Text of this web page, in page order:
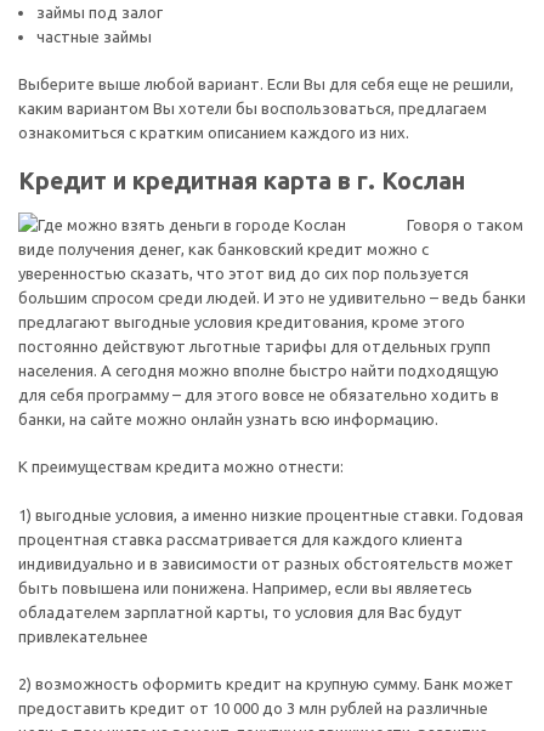
займы под залог
частные займы
Выберите выше любой вариант. Если Вы для себя еще не решили,
каким вариантом Вы хотели бы воспользоваться, предлагаем
ознакомиться с кратким описанием каждого из них.
Кредит и кредитная карта в г. Кослан
Говоря о таком
виде получения денег, как банковский кредит можно с
уверенностью сказать, что этот вид до сих пор пользуется
большим спросом среди людей. И это не удивительно – ведь банки
предлагают выгодные условия кредитования, кроме этого
постоянно действуют льготные тарифы для отдельных групп
населения. А сегодня можно вполне быстро найти подходящую
для себя программу – для этого вовсе не обязательно ходить в
банки, на сайте можно онлайн узнать всю информацию.
К преимуществам кредита можно отнести:
1) выгодные условия, а именно низкие процентные ставки. Годовая
процентная ставка рассматривается для каждого клиента
индивидуально и в зависимости от разных обстоятельств может
быть повышена или понижена. Например, если вы являетесь
обладателем зарплатной карты, то условия для Вас будут
привлекательнее
2) возможность оформить кредит на крупную сумму. Банк может
предоставить кредит от 10 000 до 3 млн рублей на различные